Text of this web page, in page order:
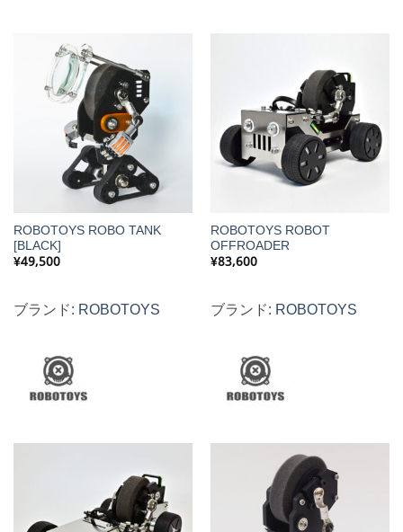
ROBOTOYS ROBO TANK
[BLACK]
¥49,500
ブランド: ROBOTOYS
ROBOTOYS ROBOT
OFFROADER
¥83,600
ブランド: ROBOTOYS